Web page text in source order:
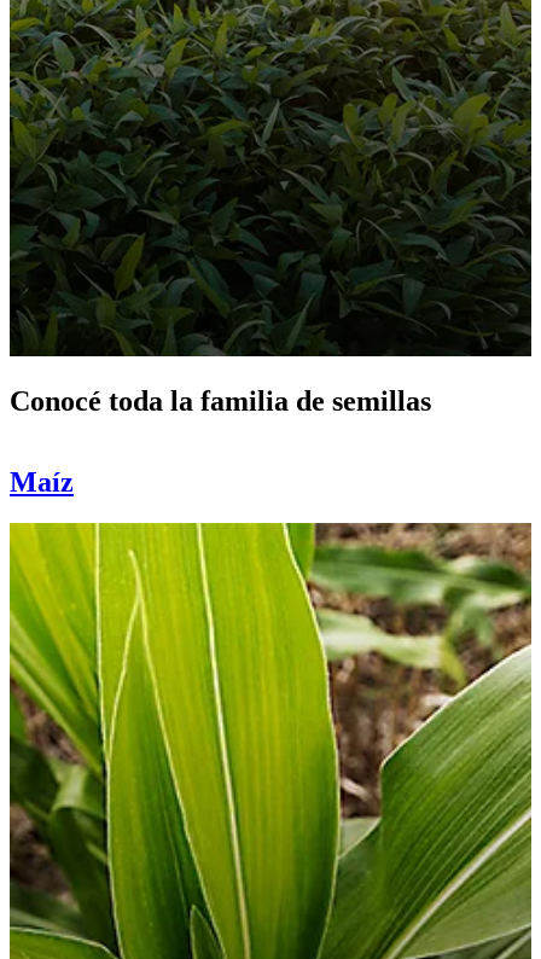
Conocé toda la familia de semillas
Maíz